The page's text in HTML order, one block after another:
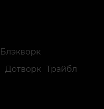
Блэкворк
Дотворк Трайбл